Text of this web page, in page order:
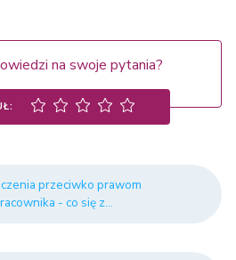
na swoje pytania?
przeciwko prawom
- co się z...